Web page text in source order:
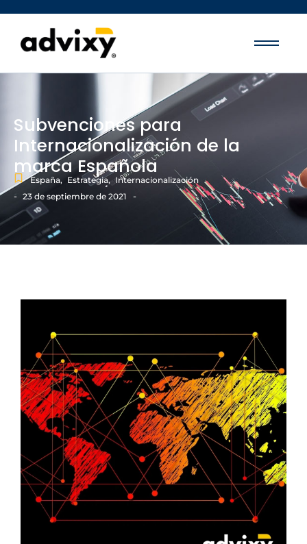
Subvenciones para
Internacionalización de la
marca Española
España, Estrategia, Internacionalización
- 23 de septiembre de 2021 -